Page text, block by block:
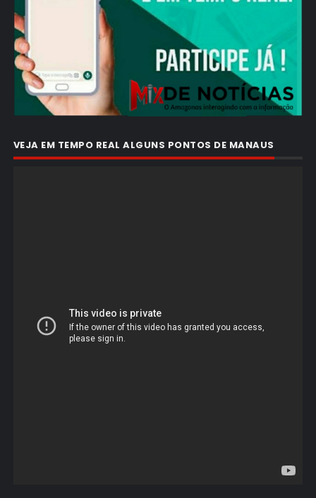
VEJA EM TEMPO REAL ALGUNS PONTOS DE MANAUS